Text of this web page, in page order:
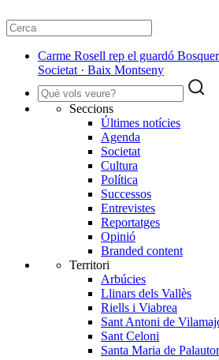
Carme Rosell rep el guardó
Societat · Baix Montseny
Seccions
Últimes notícies
Agenda
Societat
Cultura
Política
Successos
Entrevistes
Reportatges
Opinió
Branded content
Territori
Arbúcies
Llinars dels Vallès
Riells i Viabrea
Sant Antoni de
Sant Celoni
Santa Maria de